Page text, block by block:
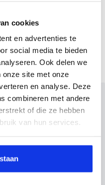
cookies
en advertenties te
social media te bieden
Ook delen we
onze site met onze
en analyse. Deze
combineren met andere
of die ze hebben
van hun services.
kW
auto?
niet foto's van je